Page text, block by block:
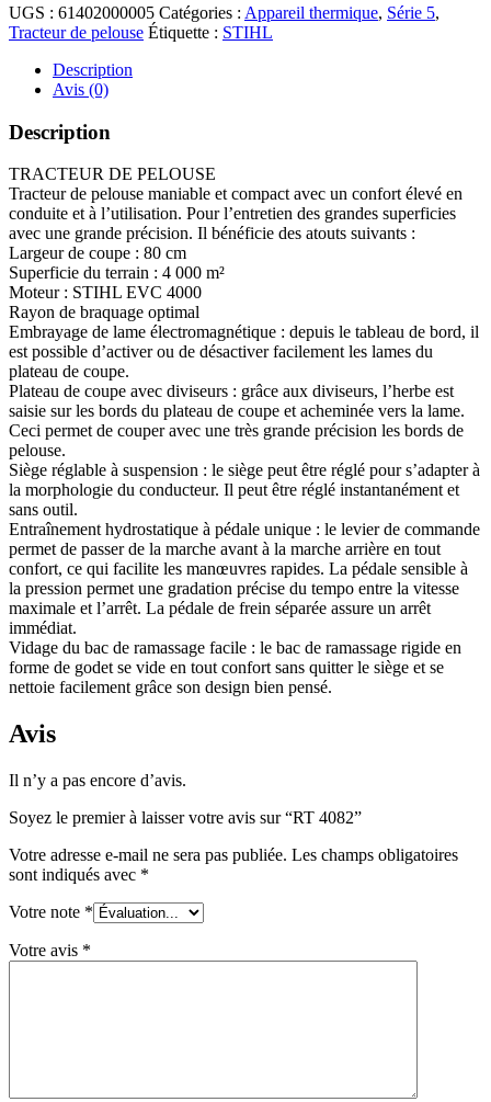
UGS : 61402000005 Catégories : Appareil thermique, Série 5,
Tracteur de pelouse Étiquette : STIHL
Description
Avis (0)
Description
TRACTEUR DE PELOUSE
Tracteur de pelouse maniable et compact avec un confort élevé en
conduite et à l’utilisation. Pour l’entretien des grandes superficies
avec une grande précision. Il bénéficie des atouts suivants :
Largeur de coupe : 80 cm
Superficie du terrain : 4 000 m²
Moteur : STIHL EVC 4000
Rayon de braquage optimal
Embrayage de lame électromagnétique : depuis le tableau de bord, il
est possible d’activer ou de désactiver facilement les lames du
plateau de coupe.
Plateau de coupe avec diviseurs : grâce aux diviseurs, l’herbe est
saisie sur les bords du plateau de coupe et acheminée vers la lame.
Ceci permet de couper avec une très grande précision les bords de
pelouse.
Siège réglable à suspension : le siège peut être réglé pour s’adapter à
la morphologie du conducteur. Il peut être réglé instantanément et
sans outil.
Entraînement hydrostatique à pédale unique : le levier de commande
permet de passer de la marche avant à la marche arrière en tout
confort, ce qui facilite les manœuvres rapides. La pédale sensible à
la pression permet une gradation précise du tempo entre la vitesse
maximale et l’arrêt. La pédale de frein séparée assure un arrêt
immédiat.
Vidage du bac de ramassage facile : le bac de ramassage rigide en
forme de godet se vide en tout confort sans quitter le siège et se
nettoie facilement grâce son design bien pensé.
Avis
Il n’y a pas encore d’avis.
Soyez le premier à laisser votre avis sur “RT 4082”
Votre adresse e-mail ne sera pas publiée. Les champs obligatoires
sont indiqués avec *
Votre note *
Votre avis *